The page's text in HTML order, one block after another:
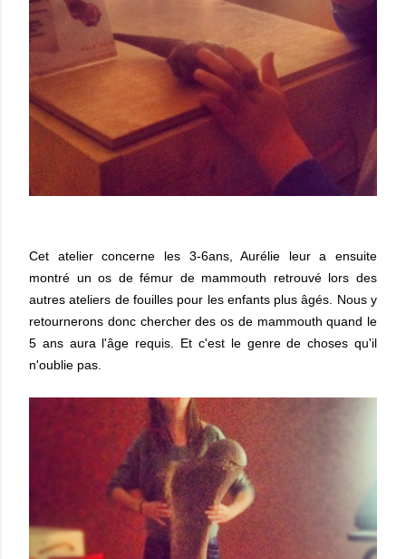
Cet atelier concerne les 3-6ans, Aurélie leur a ensuite
montré un os de fémur de mammouth retrouvé lors des
autres ateliers de fouilles pour les enfants plus âgés. Nous y
retournerons donc chercher des os de mammouth quand le
5 ans aura l'âge requis. Et c'est le genre de choses qu'il
n'oublie pas.